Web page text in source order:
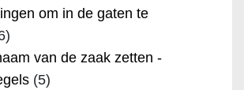
om in de gaten te
van de zaak zetten -
(5)